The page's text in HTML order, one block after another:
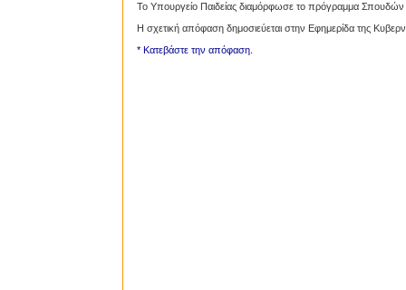
Το Υπουργείο Παιδείας διαμόρφωσε το πρόγραμμα Σπουδών
Η σχετική απόφαση δημοσιεύεται στην Εφημερίδα της
* Κατεβάστε την απόφαση.